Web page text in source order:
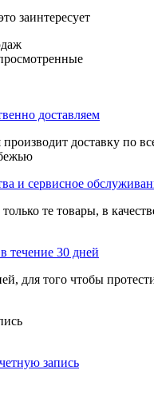
заинтересует
доставляем
доставку по
и сервисное
те товары, в
течение 30 дней
для того чтобы
запись